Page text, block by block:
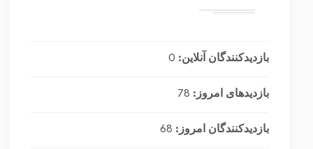
بازدیدکنندگان آنلاین: 0
بازدیدهای امروز: 78
بازدیدکنندگان امروز: 68